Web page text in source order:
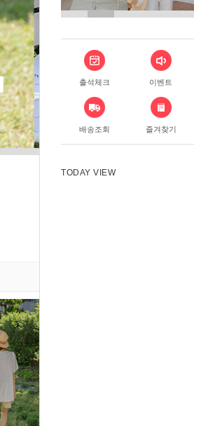
출석체크 이벤트
배송조회 즐겨찾기
TODAY VIEW